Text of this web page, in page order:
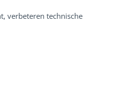
verbeteren technische